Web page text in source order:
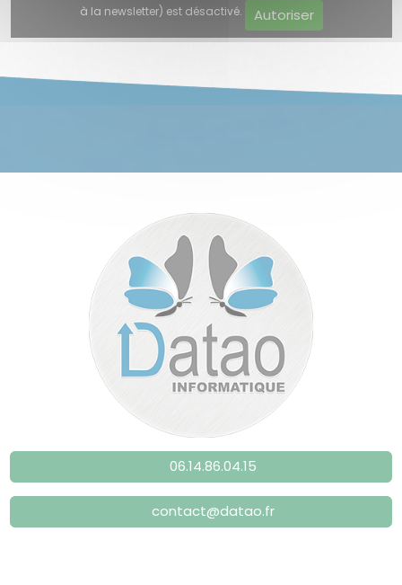
à la newsletter) est désactivé.
Autoriser
06.14.86.04.15
contact@datao.fr